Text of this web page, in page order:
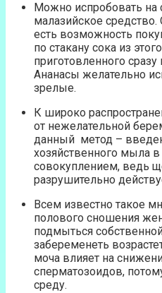
Можно испробовать на
малазийское средство.
есть возможность
по стакану сока из
приготовленного
Ананасы желательно
зрелые.
К широко
от нежелательной
данный метод –
хозяйственного мыла
совокуплением, ведь
разрушительно
Всем известно такое
полового сношения
подмыться
забеременеть
моча влияет на
сперматозоидов,
среду.